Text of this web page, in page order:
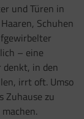
und Türen in
Schuhen
– eine
in den
irrt oft. Umso
Zuhause zu